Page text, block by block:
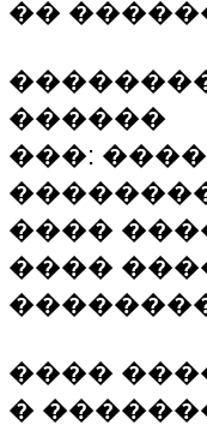
��
������
���:
����
����
����
�